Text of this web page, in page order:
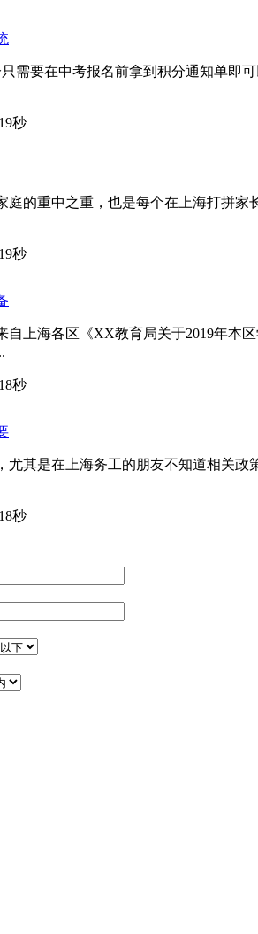
需要在中考报名前拿到积分通知单即
秒
庭的重中之重，也是每个在上海打拼
秒
自上海各区《XX教育局关于2019年本
秒
尤其是在上海务工的朋友不知道相关
秒